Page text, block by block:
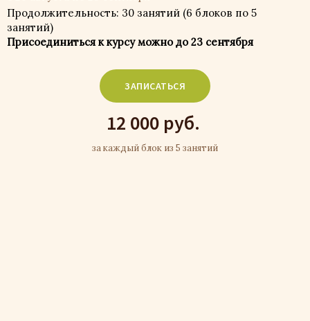
ЗАПИСАТЬСЯ
12 000 руб.
за каждый блок из 5 занятий
Продолжительность: 30 занятий (6 блоков по 5
занятий)
Присоединиться к курсу можно до 23 сентября